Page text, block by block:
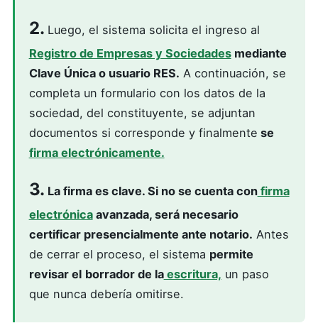
2. Luego, el sistema solicita el ingreso al
Registro de Empresas y Sociedadesmediante
Clave Única o usuario RES. A continuación, se
completa un formulario con los datos de la
sociedad, del constituyente, se adjuntan
documentos si corresponde y finalmente se
firma electrónicamente.
3. La firma es clave. Si no se cuenta confirma
electrónicaavanzada, será necesario
certificar presencialmente ante notario. Antes
de cerrar el proceso, el sistema permite
revisar el borrador de laescritura, un paso
que nunca debería omitirse.